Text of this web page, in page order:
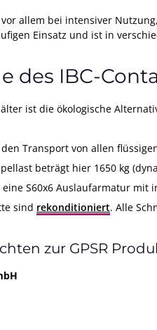
allem bei intensiver
Einsatz und ist in
des IBC-
ist die ökologische
Transport von allen
beträgt hier 1650 kg
S60x6 Auslaufarmatur mit
sind rekonditioniert. Alle
zur GPSR